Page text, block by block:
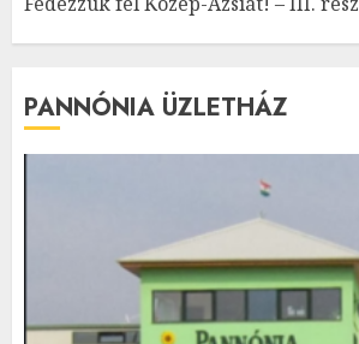
PANNÓNIA ÜZLETHÁZ